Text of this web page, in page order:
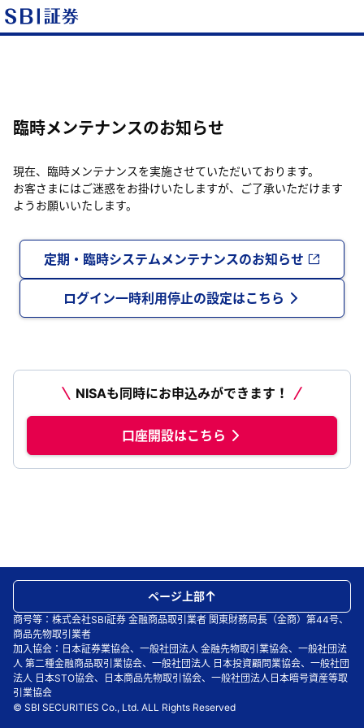
臨時メンテナンスのお知らせ
現在、臨時メンテナンスを実施させていただいております。
お客さまにはご迷惑をお掛けいたしますが、ご了承いただけます
ようお願いいたします。
定期・臨時システムメンテナンスのお知らせ
ログイン一時利用停止の設定はこちら
NISAも同時にお申込みができます！
口座開設はこちら
商号等：株式会社SBI証券 金融商品取引業者 関東財務局長（金商）第44号、
商品先物取引業者
加入協会：日本証券業協会、一般社団法人 金融先物取引業協会、一般社団法
人 第二種金融商品取引業協会、一般社団法人 日本投資顧問業協会、一般社団
法人 日本STO協会、日本商品先物取引協会、一般社団法人日本暗号資産等取
引業協会
© SBI SECURITIES Co., Ltd. ALL Rights Reserved
ページ上部